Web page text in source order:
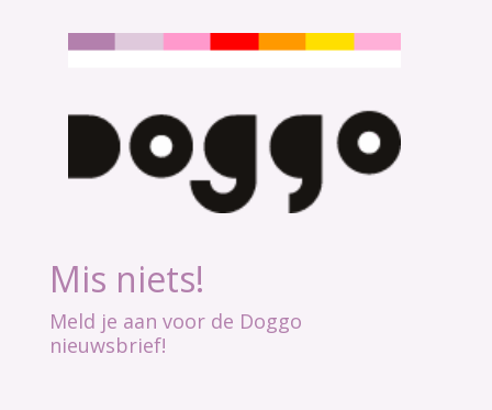
Mis niets!
Meld je aan voor de Doggo
nieuwsbrief!